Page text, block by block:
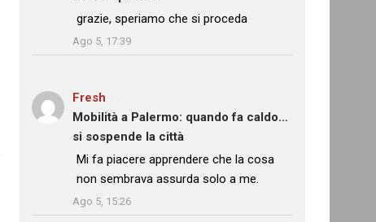
: “
grazie, speriamo che si proceda
Ago 5, 17:39
Fresh
Mobilità a Palermo: quando fa caldo…
si sospende la città
: “
Mi fa piacere apprendere che la cosa
non sembrava assurda solo a me.
Ago 5, 15:26